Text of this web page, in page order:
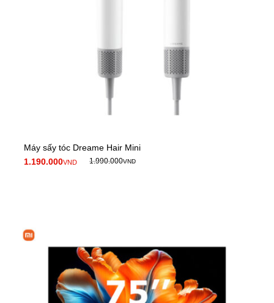
Máy sấy tóc Dreame Hair Mini
1.190.000VND 1.990.000VND